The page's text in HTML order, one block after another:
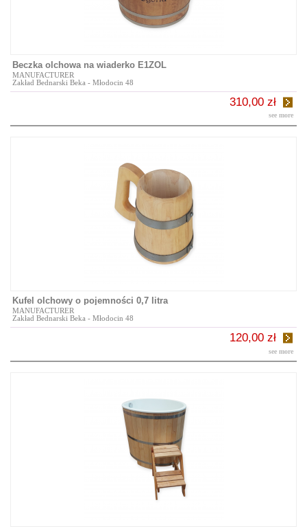
Beczka olchowa na wiaderko E1ZOL
MANUFACTURER
Zakład Bednarski Beka - Młodocin 48
310,00 zł
see more
Kufel olchowy o pojemności 0,7 litra
MANUFACTURER
Zakład Bednarski Beka - Młodocin 48
120,00 zł
see more